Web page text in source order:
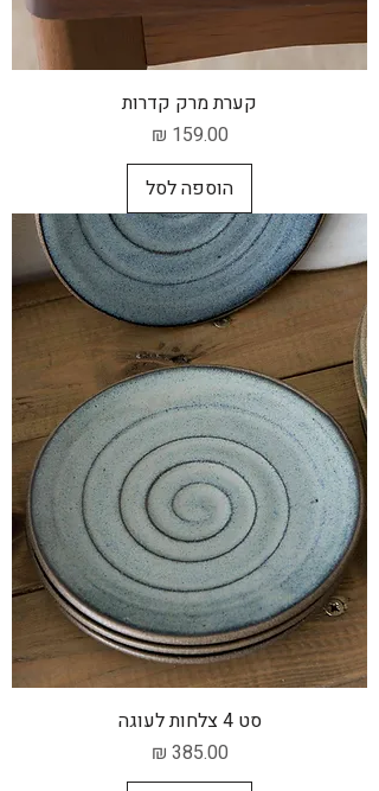
קערת מרק קדרות
מחיר
הוספה לסל
סט 4 צלחות לעוגה
מחיר